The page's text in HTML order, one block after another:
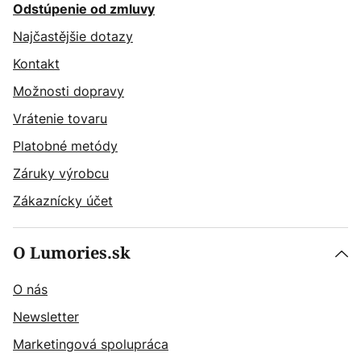
Odstúpenie od zmluvy
Najčastějšie dotazy
Kontakt
Možnosti dopravy
Vrátenie tovaru
Platobné metódy
Záruky výrobcu
Zákaznícky účet
O Lumories.sk
O nás
Newsletter
Marketingová spolupráca